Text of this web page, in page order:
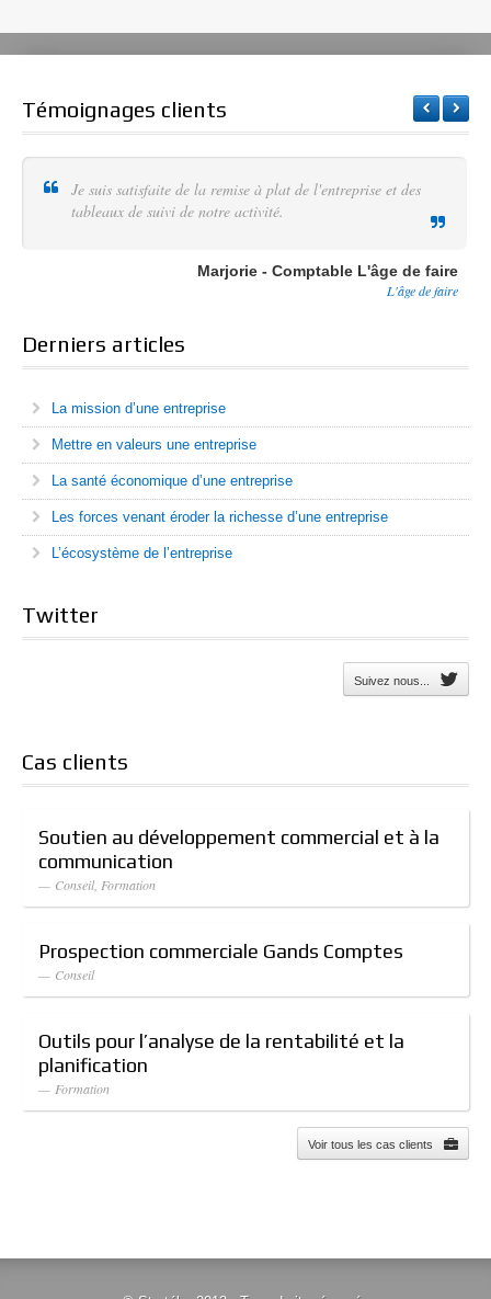
Témoignages clients
Je suis satisfaite de la remise à plat de l'entreprise et des
tableaux de suivi de notre activité.
Marjorie - Comptable L'âge de faire
L'âge de faire
Derniers articles
La mission d’une entreprise
Mettre en valeurs une entreprise
La santé économique d’une entreprise
Les forces venant éroder la richesse d’une entreprise
L’écosystème de l’entreprise
Twitter
Suivez nous...
Cas clients
Soutien au développement commercial et à la
communication
— Conseil, Formation
Prospection commerciale Gands Comptes
— Conseil
Outils pour l’analyse de la rentabilité et la
planification
— Formation
Voir tous les cas clients